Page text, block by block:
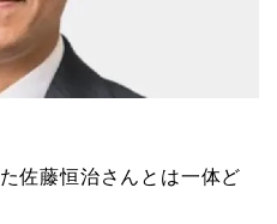
佐藤恒治さんとは一体ど